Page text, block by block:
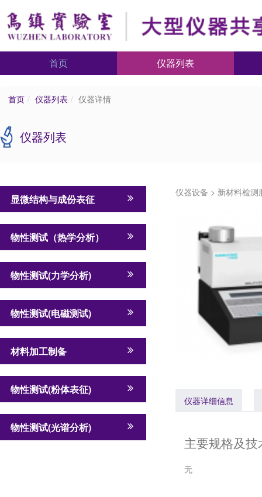
首页 仪器列表
首页 仪器列表 仪器详情
仪器列表
显微结构与成份表征
物性测试（热学分析）
物性测试(力学分析)
物性测试(电磁测试)
材料加工制备
物性测试(粉体表征)
物性测试(光谱分析)
仪器设备 > 新材料检测
仪器详细信息
主要规格及技
无